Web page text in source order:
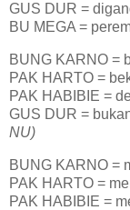
GUS DUR =
BU MEGA =
BUNG KARNO =
PAK HARTO =
PAK HABIBIE =
GUS DUR =
NU)
BUNG KARNO =
PAK HARTO =
PAK HABIBIE =